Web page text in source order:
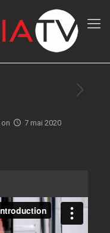
on 7 mai 2020